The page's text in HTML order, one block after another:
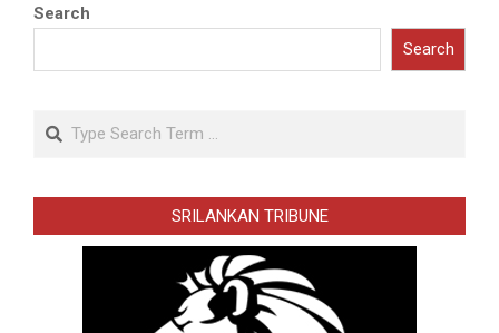
Search
Search
Search
SRILANKAN TRIBUNE